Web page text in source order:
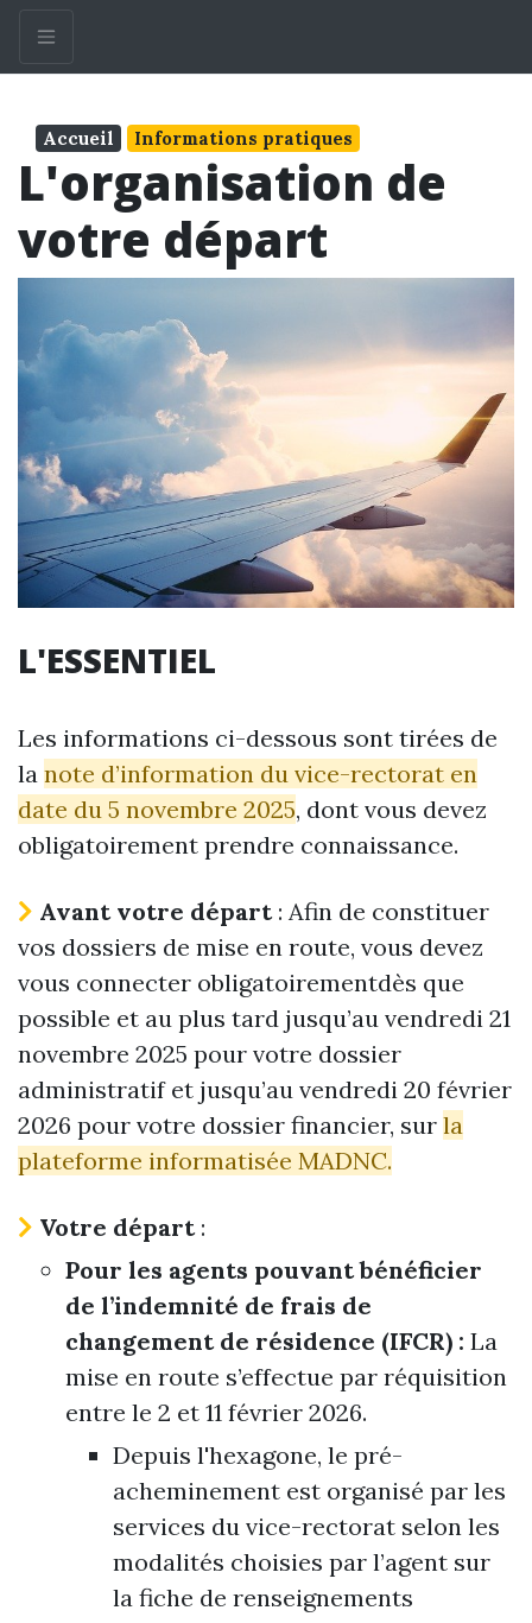
Accueil Informations pratiques
L'organisation de
votre départ
L'ESSENTIEL
Les informations ci-dessous sont tirées de
la note d’information du vice-rectorat en
date du 5 novembre 2025, dont vous devez
obligatoirement prendre connaissance.
Avant votre départ : Afin de constituer
vos dossiers de mise en route, vous devez
vous connecter obligatoirementdès que
possible et au plus tard jusqu’au vendredi 21
novembre 2025 pour votre dossier
administratif et jusqu’au vendredi 20 février
2026 pour votre dossier financier, sur la
plateforme informatisée MADNC.
Votre départ:
Pour les agents pouvant bénéficier
de l’indemnité de frais de
changement de résidence (IFCR) : La
mise en route s’effectue par réquisition
entre le 2 et 11 février 2026.
Depuis l'hexagone, le pré-
acheminement est organisé par les
services du vice-rectorat selon les
modalités choisies par l’agent sur
la fiche de renseignements